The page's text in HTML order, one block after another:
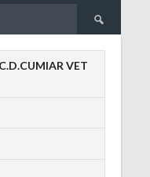
Buscar:
VET